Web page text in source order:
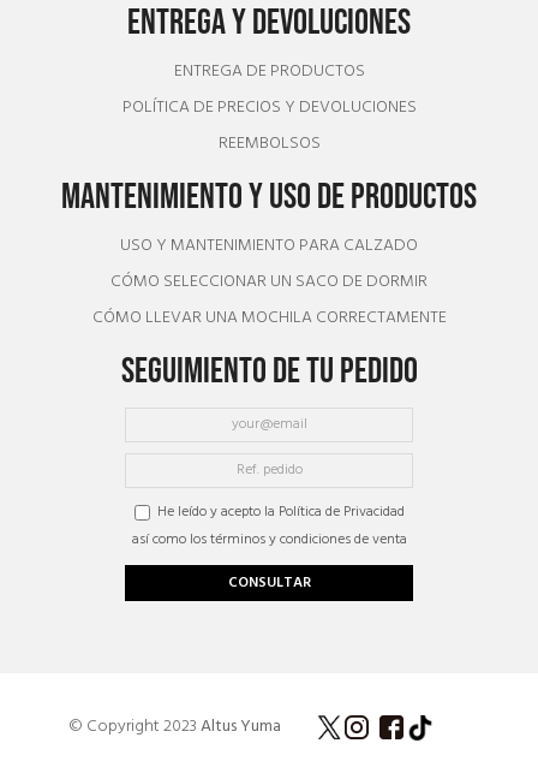
ENTREGA Y DEVOLUCIONES
ENTREGA DE PRODUCTOS
POLÍTICA DE PRECIOS Y DEVOLUCIONES
REEMBOLSOS
MANTENIMIENTO Y USO DE PRODUCTOS
USO Y MANTENIMIENTO PARA CALZADO
CÓMO SELECCIONAR UN SACO DE DORMIR
CÓMO LLEVAR UNA MOCHILA CORRECTAMENTE
SEGUIMIENTO DE TU PEDIDO
He leído y acepto la Política de Privacidad
así como los términos y condiciones de venta
CONSULTAR
© Copyright 2023Altus Yuma